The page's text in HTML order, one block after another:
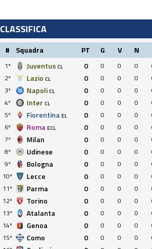
CLASSIFICA
# Squadra PT G V N
1º Juventus CL 0 0 0 0
2º
Lazio CL 0 0 0 0
3º
Napoli CL 0 0 0 0
4º
Inter CL 0 0 0 0
5º
Fiorentina EL 0 0 0 0
6º
Roma ECL 0 0 0 0
7º
Milan 0 0 0 0
8º
Udinese 0 0 0 0
9º
Bologna 0 0 0 0
10º
Lecce 0 0 0 0
11º
Parma 0 0 0 0
12º
Torino 0 0 0 0
13º
Atalanta 0 0 0 0
14º
Genoa 0 0 0 0
15º
Como 0 0 0 0